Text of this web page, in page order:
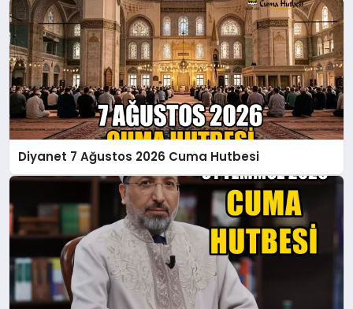
Diyanet 7 Ağustos 2026 Cuma Hutbesi